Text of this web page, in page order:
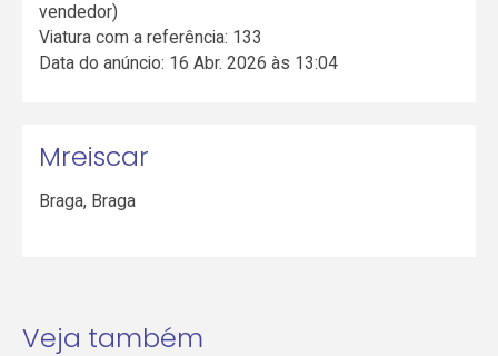
vendedor)
Viatura com a referência: 133
Data do anúncio: 16 Abr. 2026 às 13:04
Mreiscar
Braga, Braga
Veja também